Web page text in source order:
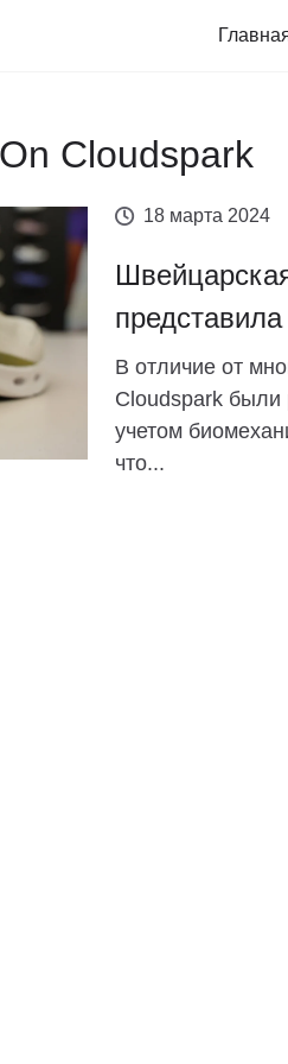
Cloudspark
18 марта 2024
В отличие от
Cloudspark были
учетом
что...